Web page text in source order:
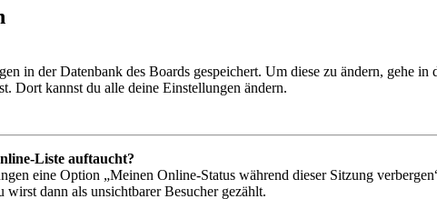
in der Datenbank des Boards gespeichert. Um diese zu ändern, gehe
Dort kannst du alle deine Einstellungen ändern.
Liste auftaucht?
eine Option „Meinen Online-Status während dieser Sitzung
dann als unsichtbarer Besucher gezählt.